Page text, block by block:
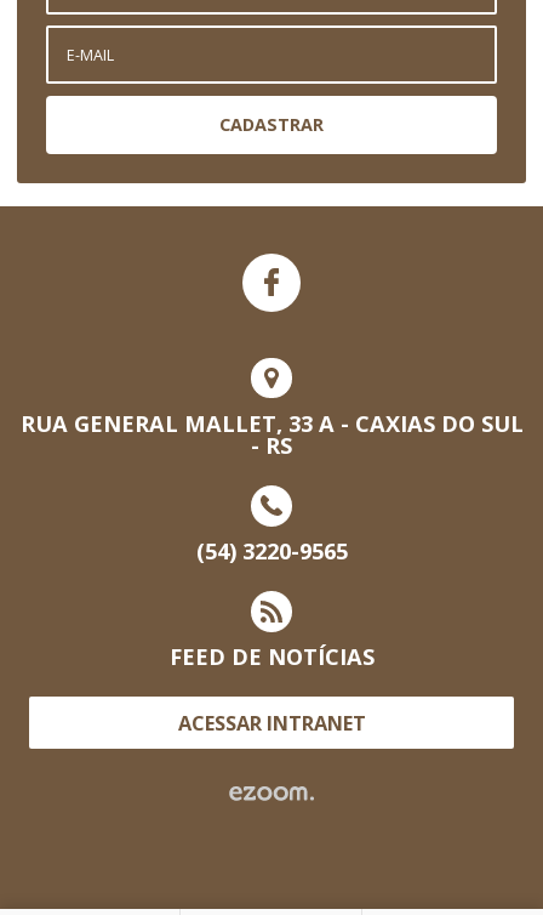
CADASTRAR
RUA GENERAL MALLET, 33 A - CAXIAS DO SUL
- RS
(54) 3220-9565
FEED DE NOTÍCIAS
ACESSAR INTRANET